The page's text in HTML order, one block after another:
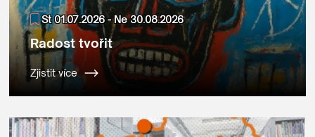
St 01.07.2026 - Ne 30.08.2026
Radost tvořit
Zjistit více